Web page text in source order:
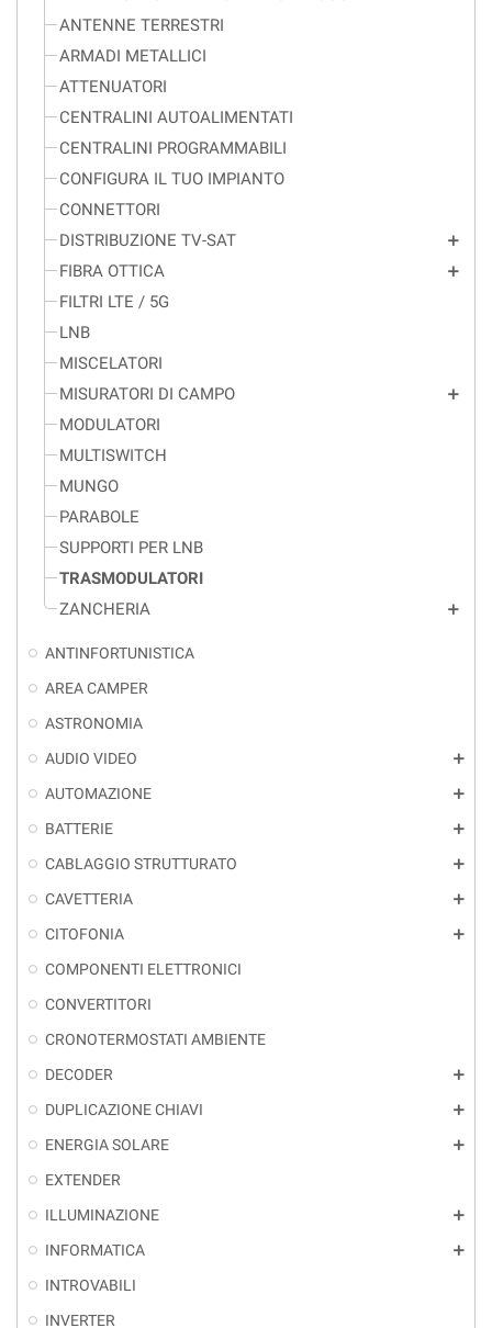
ANTENNE TERRESTRI
ARMADI METALLICI
ATTENUATORI
CENTRALINI AUTOALIMENTATI
CENTRALINI PROGRAMMABILI
CONFIGURA IL TUO IMPIANTO
CONNETTORI
DISTRIBUZIONE TV-SAT
add
FIBRA OTTICA add
FILTRI LTE / 5G
LNB
MISCELATORI
MISURATORI DI CAMPO
add
MODULATORI
MULTISWITCH
MUNGO
PARABOLE
SUPPORTI PER LNB
TRASMODULATORI
ZANCHERIA
add
ANTINFORTUNISTICA
AREA CAMPER
ASTRONOMIA
AUDIO VIDEO
add
AUTOMAZIONE add
BATTERIE add
CABLAGGIO STRUTTURATO add
CAVETTERIA add
CITOFONIA add
COMPONENTI ELETTRONICI
CONVERTITORI
CRONOTERMOSTATI AMBIENTE
DECODER
add
DUPLICAZIONE CHIAVI add
ENERGIA SOLARE add
EXTENDER
ILLUMINAZIONE
add
INFORMATICA add
INTROVABILI
INVERTER